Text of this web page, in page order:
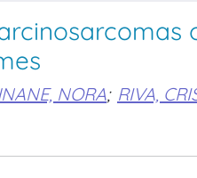
NORA; RIVA,